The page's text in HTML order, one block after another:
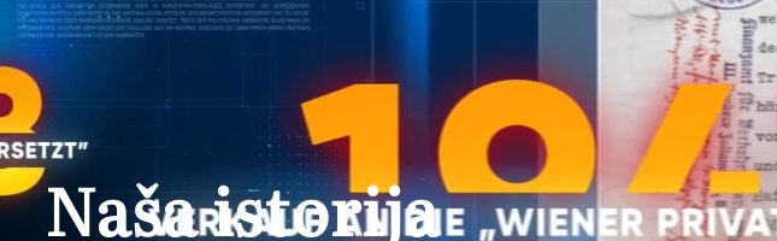
Naša istorija